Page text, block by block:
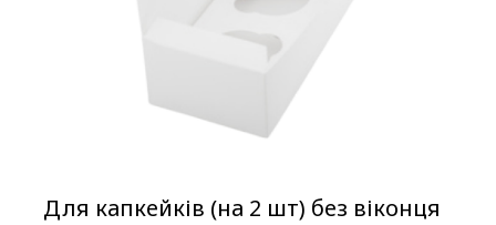
Для капкейків (на 2 шт) без віконця